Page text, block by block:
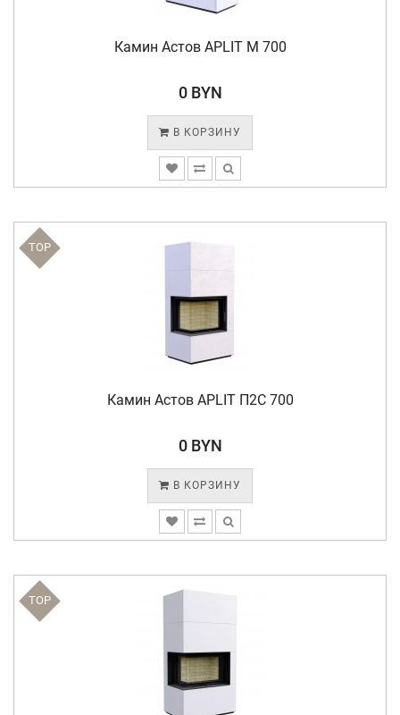
Камин Астов APLIT М 700
0 BYN
В КОРЗИНУ
TOP
Камин Астов APLIT П2С 700
0 BYN
В КОРЗИНУ
TOP